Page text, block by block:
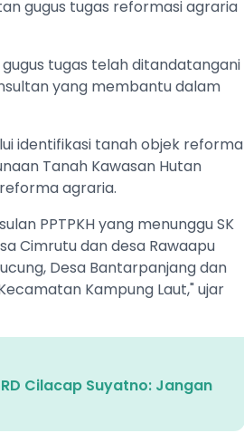
gugus tugas reformasi agraria
tugas telah ditandatangani
yang membantu dalam
identifikasi tanah objek reforma
Tanah Kawasan Hutan
agraria.
PPTPKH yang menunggu SK
Cimrutu dan desa Rawaapu
Desa Bantarpanjang dan
Kampung Laut," ujar
Cilacap Suyatno: Jangan